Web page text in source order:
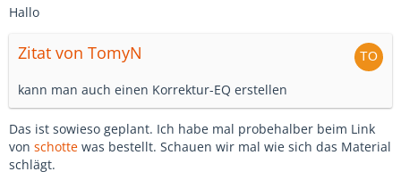
Hallo
Zitat von TomyN
kann man auch einen Korrektur-EQ erstellen
Das ist sowieso geplant. Ich habe mal probehalber beim Link
von schotte was bestellt. Schauen wir mal wie sich das Material
schlägt.